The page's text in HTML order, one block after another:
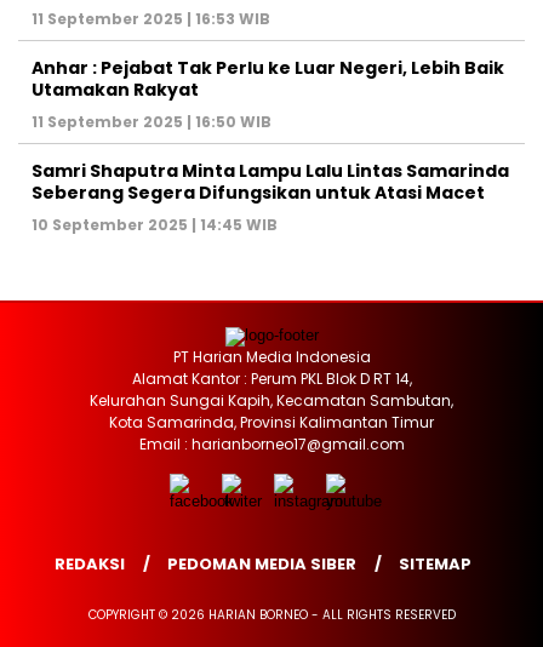
11 September 2025 | 16:53 WIB
Anhar : Pejabat Tak Perlu ke Luar Negeri, Lebih Baik
Utamakan Rakyat
11 September 2025 | 16:50 WIB
Samri Shaputra Minta Lampu Lalu Lintas Samarinda
Seberang Segera Difungsikan untuk Atasi Macet
10 September 2025 | 14:45 WIB
PT Harian Media Indonesia
Alamat Kantor : Perum PKL Blok D RT 14,
Kelurahan Sungai Kapih, Kecamatan Sambutan,
Kota Samarinda, Provinsi Kalimantan Timur
Email : harianborneo17@gmail.com
REDAKSI PEDOMAN MEDIA SIBER SITEMAP
COPYRIGHT © 2026 HARIAN BORNEO - ALL RIGHTS RESERVED